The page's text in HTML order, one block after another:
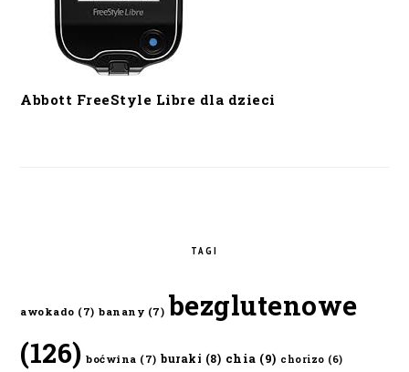
Abbott FreeStyle Libre dla dzieci
TAGI
awokado (7) banany (7) bezglutenowe
(126) boćwina (7) buraki (8) chia (9) chorizo (6)